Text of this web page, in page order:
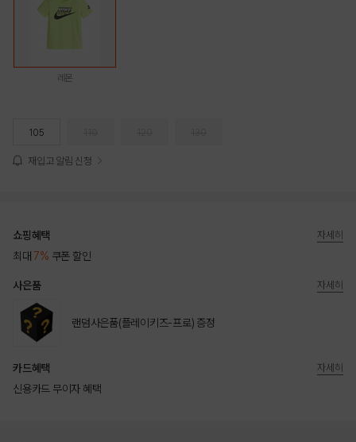
레몬
105
재입고 알림 신청
쇼핑혜택
최대 7% 쿠폰 할인
자세히
사은품
랜덤사은품(플레이키즈-프로) 증정
자세히
카드혜택
신용카드 무이자 혜택
자세히